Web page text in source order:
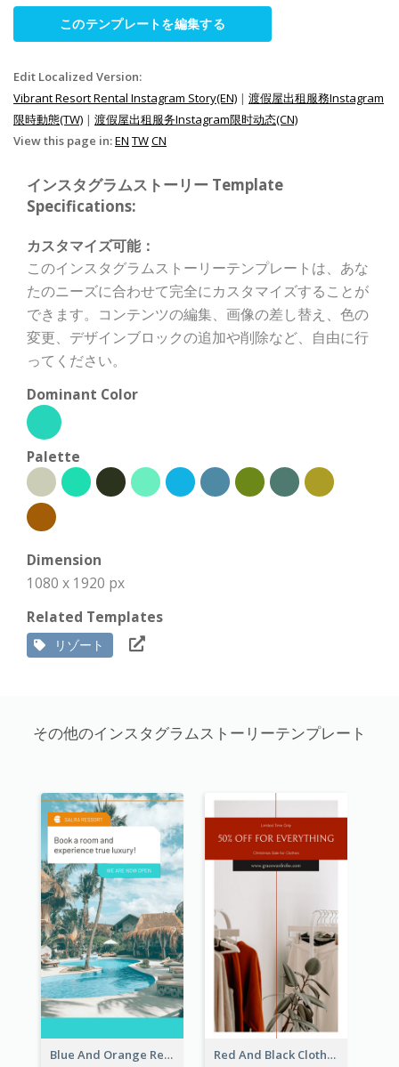
このテンプレートを編集する
Edit Localized Version:
Vibrant Resort Rental Instagram Story(EN) | 渡假屋出租服務Instagram
限時動態(TW) | 渡假屋出租服务Instagram限时动态(CN)
View this page in:EN TWCN
インスタグラムストーリー Template
Specifications:
カスタマイズ可能：
このインスタグラムストーリーテンプレートは、あな
たのニーズに合わせて完全にカスタマイズすることが
できます。コンテンツの編集、画像の差し替え、色の
変更、デザインブロックの追加や削除など、自由に行
ってください。
Dominant Color
Palette
Dimension
1080 x 1920 px
Related Templates
リゾート
その他のインスタグラムストーリーテンプレート
Blue And Orange Resort Photo Hotel Instagram Story Red And Black Clothes Sale Instagram Story